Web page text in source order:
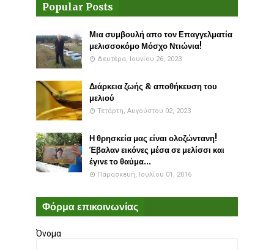
Popular Posts
Μια συμβουλή απο τον Επαγγελματία
μελισσοκόμο Μόσχο Ντιώνια!
Δευτέρα, Ιουνίου 26, 2023
Διάρκεια ζωής & αποθήκευση του
μελιού
Τετάρτη, Αυγούστου 02, 2023
Η θρησκεία μας είναι ολοζώντανη!
Έβαλαν εικόνες μέσα σε μελίσσι και
έγινε το θαύμα...
Παρασκευή, Ιουλίου 01, 2016
Φόρμα επικοινωνίας
Όνομα